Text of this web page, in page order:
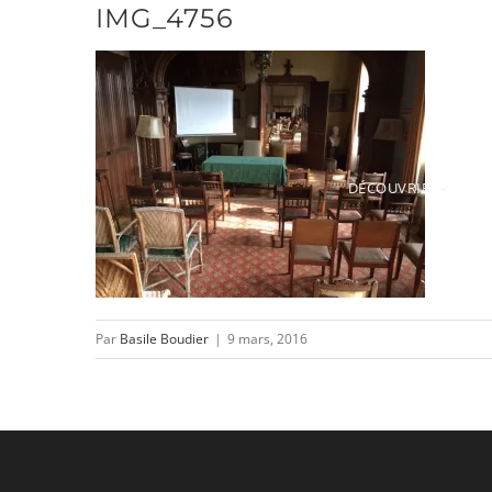
DÉCOUVRIR
IMG_4756
Par Basile Boudier | 9 mars, 2016